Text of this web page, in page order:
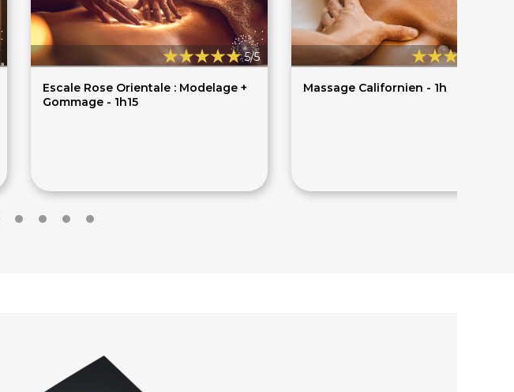
5/5
Escale Rose Orientale : Modelage +
Gommage - 1h15
Massage Californien - 1h